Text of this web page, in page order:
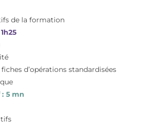
de la formation
d’opérations standardisées
5 mn